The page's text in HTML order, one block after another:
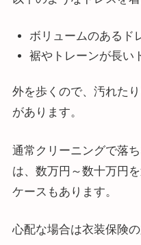
ボリュームのあるド
裾やトレーンが長い
外を歩くので、汚れた
があります。
通常クリーニングで落
は、数万円～数十万円
ケースもあります。
心配な場合は衣装保険